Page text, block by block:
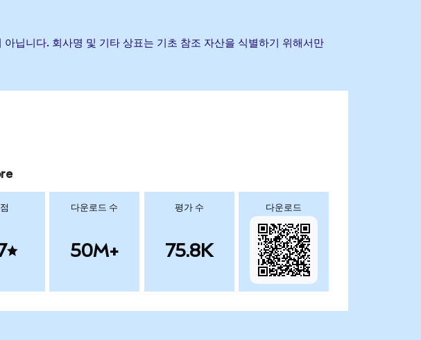
닙니다. 회사명 및 기타 상표는 기초 참조 자산을 식별하기 위해서만
다운로드 수
50M+
평가 수
75.8K
다운로드